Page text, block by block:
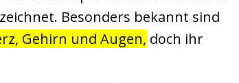
Besonders bekannt sind
Gehirn und Augen, doch ihr